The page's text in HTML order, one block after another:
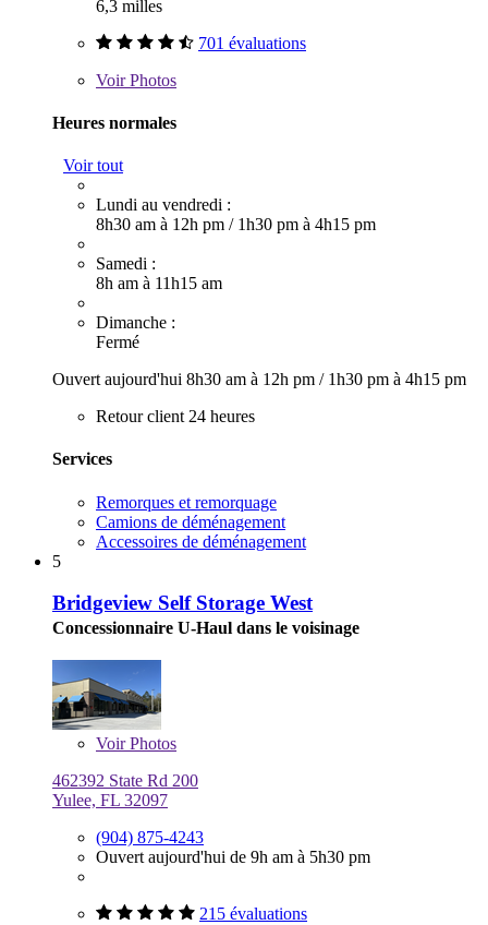
6,3 milles
701 évaluations
VoirPhotos
Heures normales
Voir tout
Lundi au vendredi :
8h30 am à 12h pm / 1h30 pm à 4h15 pm
Samedi :
8h am à 11h15 am
Dimanche :
Fermé
Ouvert aujourd'hui 8h30 am à 12h pm / 1h30 pm à 4h15 pm
Retour client 24 heures
Services
Remorques et remorquage
Camions de déménagement
Accessoires de déménagement
5
Bridgeview Self Storage West
Concessionnaire U-Haul dans le voisinage
VoirPhotos
462392 State Rd 200
Yulee, FL 32097
(904) 875-4243
Ouvert aujourd'hui de 9h am à 5h30 pm
215 évaluations